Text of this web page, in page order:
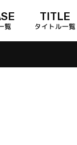
覧
TITLE
タイトル一覧